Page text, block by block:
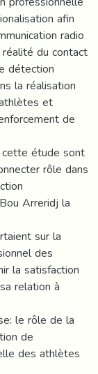
afin
radio
du contact
détection
la réalisation
et
de
étude sont
rôle dans
Arreridj la
sur la
des
la satisfaction
relation à
le rôle de la
de
des athlètes